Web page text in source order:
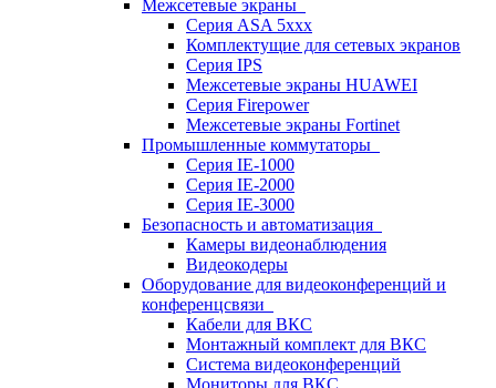
Межсетевые экраны
Серия ASA 5xxx
Комплектущие для сетевых экранов
Серия IPS
Межсетевые экраны HUAWEI
Серия Firepower
Межсетевые экраны Fortinet
Промышленные коммутаторы
Серия IE-1000
Серия IE-2000
Серия IE-3000
Безопасность и автоматизация
Камеры видеонаблюдения
Видеокодеры
Оборудование для видеоконференций и
конференцсвязи
Кабели для ВКС
Монтажный комплект для ВКС
Система видеоконференций
Мониторы для ВКС